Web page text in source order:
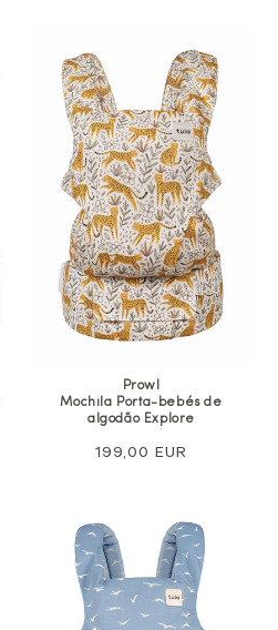
Prowl
Mochila Porta-bebés de
algodão Explore
Preço
199,00 EUR